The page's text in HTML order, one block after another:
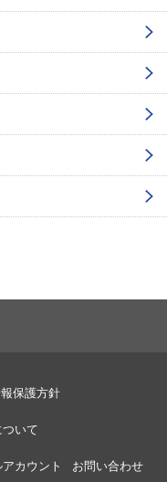
保護方針
いて
カウント お問い合わせ